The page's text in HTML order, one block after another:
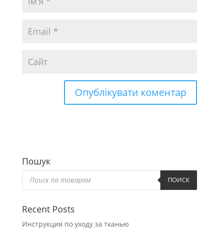
Пошук
Пошук
товарів ПОИСК
Recent Posts
Инструкция по уходу за тканью